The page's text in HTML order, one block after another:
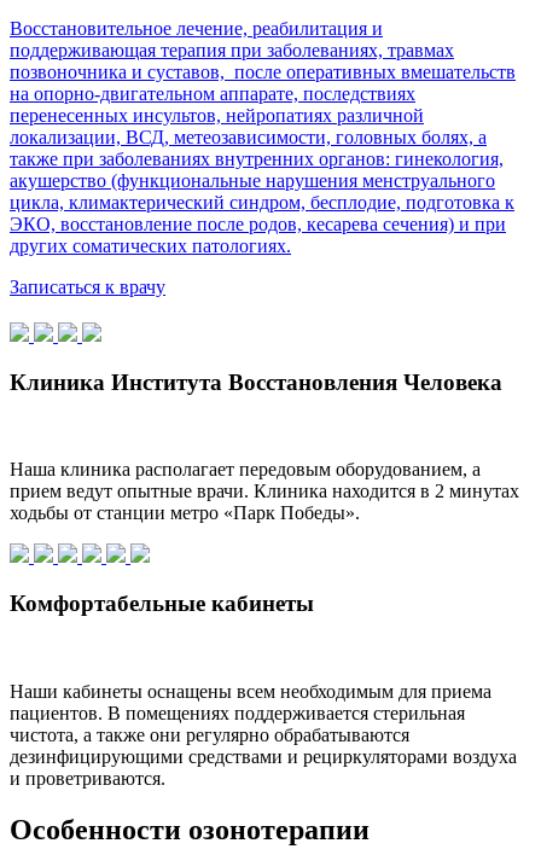
Восстановительное лечение, реабилитация и
поддерживающая терапия при заболеваниях, травмах
позвоночника и суставов, после оперативных вмешательств
на опорно-двигательном аппарате, последствиях
перенесенных инсультов, нейропатиях различной
локализации, ВСД, метеозависимости, головных болях, а
также при заболеваниях внутренних органов: гинекология,
акушерство (функциональные нарушения менструального
цикла, климактерический синдром, бесплодие, подготовка к
ЭКО, восстановление после родов, кесарева сечения) и при
других соматических патологиях.
Записаться к врачу
Клиника Института Восстановления Человека
Наша клиника располагает передовым оборудованием, а
прием ведут опытные врачи. Клиника находится в 2 минутах
ходьбы от станции метро «Парк Победы».
Комфортабельные кабинеты
Наши кабинеты оснащены всем необходимым для приема
пациентов. В помещениях поддерживается стерильная
чистота, а также они регулярно обрабатываются
дезинфицирующими средствами и рециркуляторами воздуха
и проветриваются.
Особенности озонотерапии